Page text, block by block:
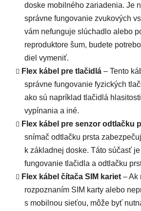
doske mobilného zariadenia. Je
správne fungovanie zvukových
vám nefunguje slúchadlo alebo
reproduktore šum, budete
diel vymeniť.
Flex kábel pre tlačidlá – Tento
správne fungovanie fyzických
ako sú napríklad tlačidlá
vypínania a iné.
Flex kábel pre senzor odtlačku
snímač odtlačku prsta
k základnej doske. Táto súčasť
fungovanie tlačidla a odtlačku
Flex kábel čítača SIM kariet – Ak
rozpoznaním SIM karty alebo
s mobilnou sieťou, môže byť